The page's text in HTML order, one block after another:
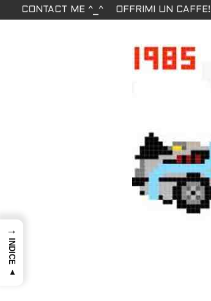
CONTACT ME ^_^ OFFRIMI UN CAFFE!
→
INDICE ▲